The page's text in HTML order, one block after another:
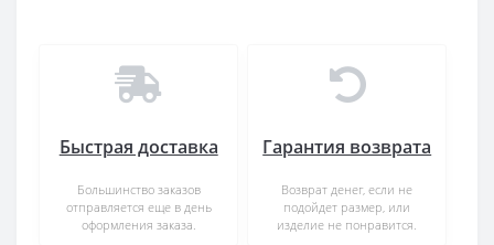
Быстрая доставка
Большинство заказов
отправляется еще в день
оформления заказа.
Гарантия возврата
Возврат денег, если не
подойдет размер, или
изделие не понравится.